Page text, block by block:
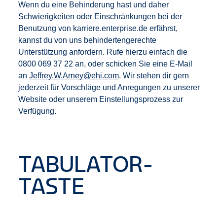
Wenn du eine Behinderung hast und daher
Schwierigkeiten oder Einschränkungen bei der
Benutzung von karriere.enterprise.de erfährst,
kannst du von uns behindertengerechte
Unterstützung anfordern. Rufe hierzu einfach die
0800 069 37 22 an, oder schicken Sie eine E-Mail
anJeffrey.W.Arney@ehi.com. Wir stehen dir gern
jederzeit für Vorschläge und Anregungen zu unserer
Website oder unserem Einstellungsprozess zur
Verfügung.
TABULATOR-
TASTE